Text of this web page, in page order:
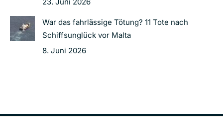
23. Juni 2026
War das fahrlässige Tötung? 11 Tote nach
Schiffsunglück vor Malta
8. Juni 2026